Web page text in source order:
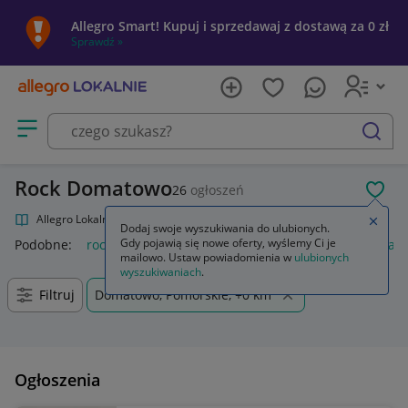
Allegro Smart! Kupuj i sprzedawaj z dostawą za 0 zł
Sprawdź »
Otwórz menu z kategoriami
szukaj
Rock Domatowo26 ogłoszeń
Allegro Lokalnie
Podobne: rock amortyzator rock shox sodastream rockstar
Filtruj Domatowo, Pomorskie, +0 km
Ogłoszenia
Dodaj swoje wyszukiwania do ulubionych.
Gdy pojawią się nowe oferty, wyślemy Ci je
mailowo. Ustaw powiadomienia w ulubionych
wyszukiwaniach.